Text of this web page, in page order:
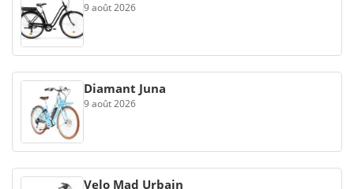
9 août 2026
Diamant Juna
9 août 2026
Velo Mad Urbain